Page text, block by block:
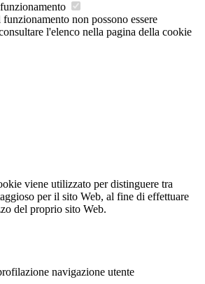
non possono essere
l'elenco nella pagina della cookie
viene utilizzato per distinguere tra
per il sito Web, al fine di effettuare
del proprio sito Web.
navigazione utente